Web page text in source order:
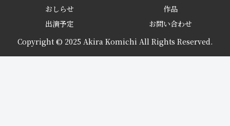
おしらせ
作品
出演予定
お問い合わせ
Copyright © 2025 Akira Komichi All Rights Reserved.